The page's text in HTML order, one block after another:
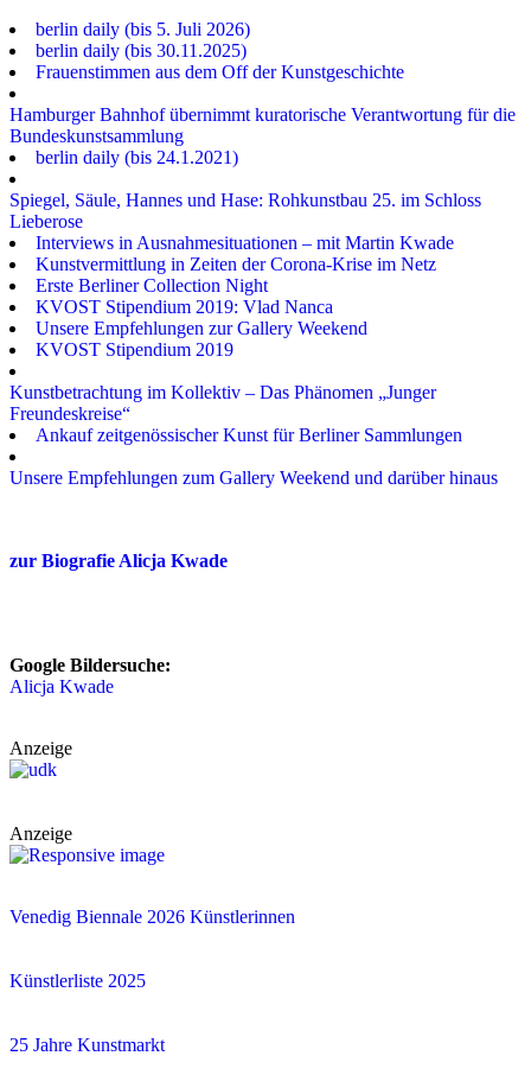
berlin daily (bis 5. Juli 2026)
berlin daily (bis 30.11.2025)
Frauenstimmen aus dem Off der Kunstgeschichte
Hamburger Bahnhof übernimmt kuratorische Verantwortung für die
Bundeskunstsammlung
berlin daily (bis 24.1.2021)
Spiegel, Säule, Hannes und Hase: Rohkunstbau 25. im Schloss
Lieberose
Interviews in Ausnahmesituationen – mit Martin Kwade
Kunstvermittlung in Zeiten der Corona-Krise im Netz
Erste Berliner Collection Night
KVOST Stipendium 2019: Vlad Nanca
Unsere Empfehlungen zur Gallery Weekend
KVOST Stipendium 2019
Kunstbetrachtung im Kollektiv – Das Phänomen „Junger
Freundeskreise“
Ankauf zeitgenössischer Kunst für Berliner Sammlungen
Unsere Empfehlungen zum Gallery Weekend und darüber hinaus
zur Biografie Alicja Kwade
Google Bildersuche:
Alicja Kwade
Anzeige
Anzeige
Venedig Biennale 2026 Künstlerinnen
Künstlerliste 2025
25 Jahre Kunstmarkt